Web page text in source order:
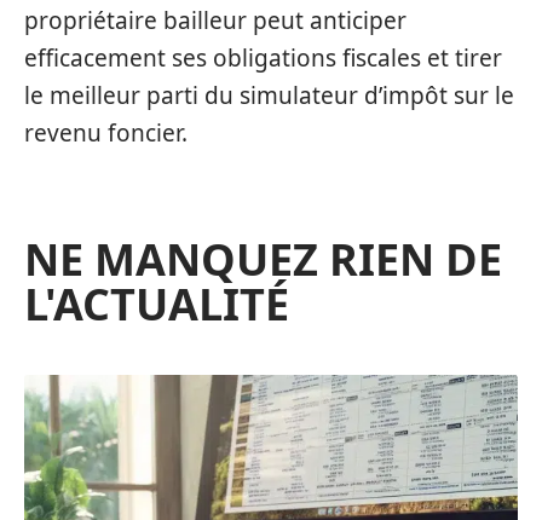
propriétaire bailleur peut anticiper
efficacement ses obligations fiscales et tirer
le meilleur parti du simulateur d’impôt sur le
revenu foncier.
NE MANQUEZ RIEN DE
L'ACTUALITÉ